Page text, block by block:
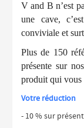
V and B n’est
une cave,
conviviale et
Plus de 150
présente sur
produit qui vous
Votre réduction
- 10 % sur